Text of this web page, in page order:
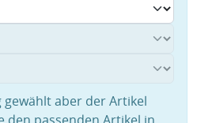
gewählt aber der Artikel